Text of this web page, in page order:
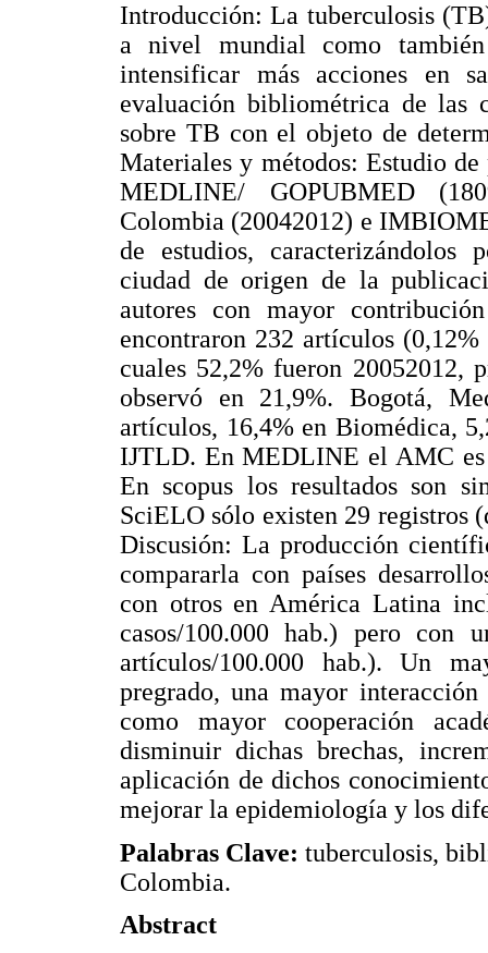
Introducción: La tuberculosis
a nivel mundial como
intensificar más acciones en
evaluación bibliométrica de las
sobre TB con el objeto de
Materiales y métodos: Estudio
MEDLINE/ GOPUBMED
Colombia (20042012) e
de estudios, caracterizándolos
ciudad de origen de la
autores con mayor
encontraron 232 artículos
cuales 52,2% fueron 20052012,
observó en 21,9%. Bogotá,
artículos, 16,4% en Biomédica,
IJTLD. En MEDLINE el AMC
En scopus los resultados son
SciELO sólo existen 29 registros
Discusión: La producción
compararla con países
con otros en América Latina
casos/100.000 hab.) pero con
artículos/100.000 hab.). Un
pregrado, una mayor
como mayor cooperación
disminuir dichas brechas,
aplicación de dichos
mejorar la epidemiología y los
Palabras Clave: tuberculosis,
Colombia.
Abstract